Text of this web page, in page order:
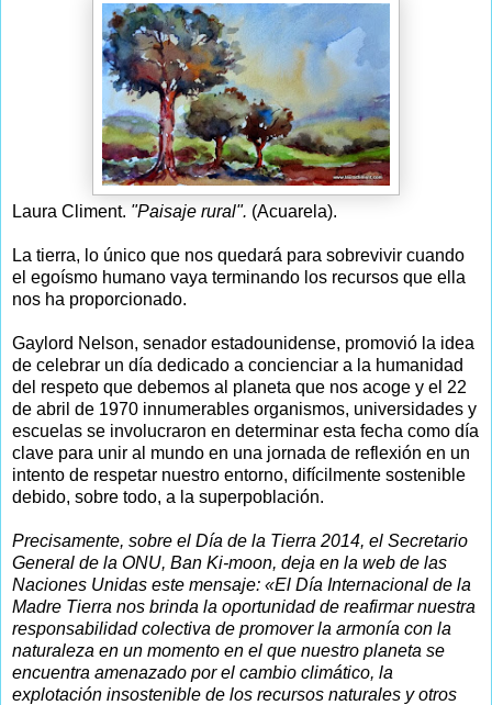
Laura Climent. "Paisaje rural". (Acuarela).
La tierra, lo único que nos quedará para sobrevivir cuando
el egoísmo humano vaya terminando los recursos que ella
nos ha proporcionado.
Gaylord Nelson, senador estadounidense, promovió la idea
de celebrar un día dedicado a concienciar a la humanidad
del respeto que debemos al planeta que nos acoge y el 22
de abril de 1970 innumerables organismos, universidades y
escuelas se involucraron en determinar esta fecha como día
clave para unir al mundo en una jornada de reflexión en un
intento de respetar nuestro entorno, difícilmente sostenible
debido, sobre todo, a la superpoblación.
Precisamente, sobre el Día de la Tierra 2014, el Secretario
General de la ONU, Ban Ki-moon, deja en la web de las
Naciones Unidas este mensaje: «El Día Internacional de la
Madre Tierra nos brinda la oportunidad de reafirmar nuestra
responsabilidad colectiva de promover la armonía con la
naturaleza en un momento en el que nuestro planeta se
encuentra amenazado por el cambio climático, la
explotación insostenible de los recursos naturales y otros